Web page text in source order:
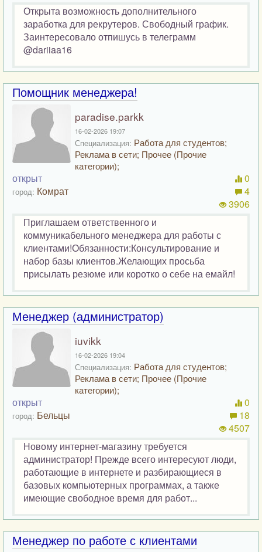
Открыта возможность дополнительного
заработка для рекрутеров. Свободный график.
Заинтересовало отпишусь в телеграмм
@dariiaa16
Помощник менеджера!
paradise.parkk
16-02-2026 19:07
Специализация: Работа для студентов;
Реклама в сети; Прочее (Прочие
категории);
открыт
город: Комрат
0
4
3906
Приглашаем ответственного и
коммуникабельного менеджера для работы с
клиентами!Обязанности:Консультирование и
набор базы клиентов.Желающих просьба
присылать резюме или коротко о себе на емайл!
Менеджер (администратор)
iuvikk
16-02-2026 19:04
Специализация: Работа для студентов;
Реклама в сети; Прочее (Прочие
категории);
открыт
город: Бельцы
0
18
4507
Новому интернет-магазину требуется
администратор! Прежде всего интересуют люди,
работающие в интернете и разбирающиеся в
базовых компьютерных программах, а также
имеющие свободное время для работ...
Менеджер по работе с клиентами